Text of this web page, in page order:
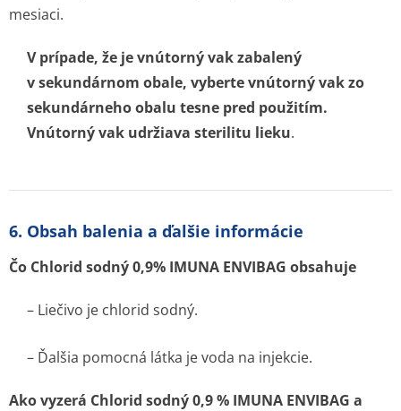
mesiaci.
V prípade, že je vnútorný vak zabalený
v sekundárnom obale, vyberte vnútorný vak zo
sekundárneho obalu tesne pred použitím.
Vnútorný vak udržiava sterilitu lieku.
6. Obsah balenia a ďalšie informácie
Čo Chlorid sodný 0,9% IMUNA ENVIBAG obsahuje
– Liečivo je chlorid sodný.
– Ďalšia pomocná látka je voda na injekcie.
Ako vyzerá Chlorid sodný 0,9 % IMUNA ENVIBAG a